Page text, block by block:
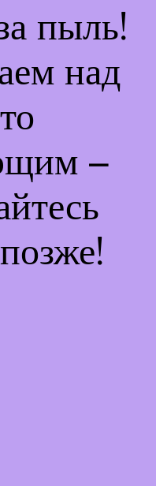
пыль!
над
–